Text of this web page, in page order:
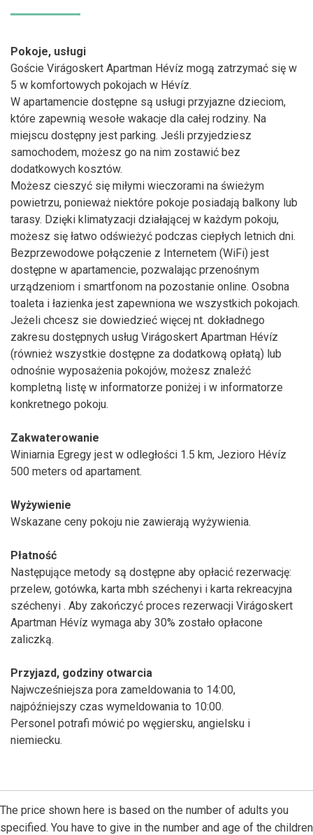
Pokoje, usługi
Goście Virágoskert Apartman Hévíz mogą zatrzymać się w
5 w komfortowych pokojach w Hévíz.
W apartamencie dostępne są usługi przyjazne dzieciom,
które zapewnią wesołe wakacje dla całej rodziny. Na
miejscu dostępny jest parking. Jeśli przyjedziesz
samochodem, możesz go na nim zostawić bez
dodatkowych kosztów.
Możesz cieszyć się miłymi wieczorami na świeżym
powietrzu, ponieważ niektóre pokoje posiadają balkony lub
tarasy. Dzięki klimatyzacji działającej w każdym pokoju,
możesz się łatwo odświeżyć podczas ciepłych letnich dni.
Bezprzewodowe połączenie z Internetem (WiFi) jest
dostępne w apartamencie, pozwalając przenośnym
urządzeniom i smartfonom na pozostanie online. Osobna
toaleta i łazienka jest zapewniona we wszystkich pokojach.
Jeżeli chcesz sie dowiedzieć więcej nt. dokładnego
zakresu dostępnych usług Virágoskert Apartman Hévíz
(również wszystkie dostępne za dodatkową opłatą) lub
odnośnie wyposażenia pokojów, możesz znaleźć
kompletną listę w informatorze poniżej i w informatorze
konkretnego pokoju.
Zakwaterowanie
Winiarnia Egregy jest w odległości 1.5 km, Jezioro Hévíz
500 meters od apartament.
Wyżywienie
Wskazane ceny pokoju nie zawierają wyżywienia.
Płatność
Następujące metody są dostępne aby opłacić rezerwację:
przelew, gotówka, karta mbh széchenyi i karta rekreacyjna
széchenyi . Aby zakończyć proces rezerwacji Virágoskert
Apartman Hévíz wymaga aby 30% zostało opłacone
zaliczką.
Przyjazd, godziny otwarcia
Najwcześniejsza pora zameldowania to 14:00,
najpóźniejszy czas wymeldowania to 10:00.
Personel potrafi mówić po węgiersku, angielsku i
niemiecku.
The price shown here is based on the number of adults you
specified. You have to give in the number and age of the children